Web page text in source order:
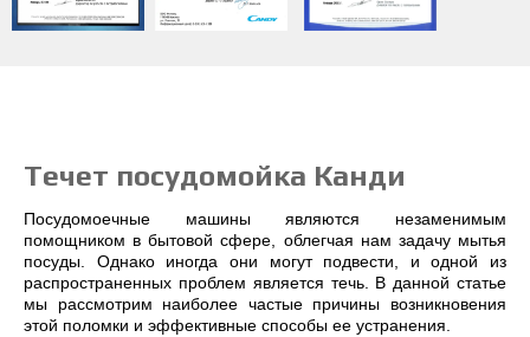
Течет посудомойка Канди
Посудомоечные машины являются незаменимым
помощником в бытовой сфере, облегчая нам задачу мытья
посуды. Однако иногда они могут подвести, и одной из
распространенных проблем является течь. В данной статье
мы рассмотрим наиболее частые причины возникновения
этой поломки и эффективные способы ее устранения.